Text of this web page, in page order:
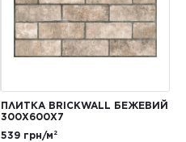
ПЛИТКА BRICKWALL БЕЖЕВИЙ
300Х600Х7
539 грн/м²